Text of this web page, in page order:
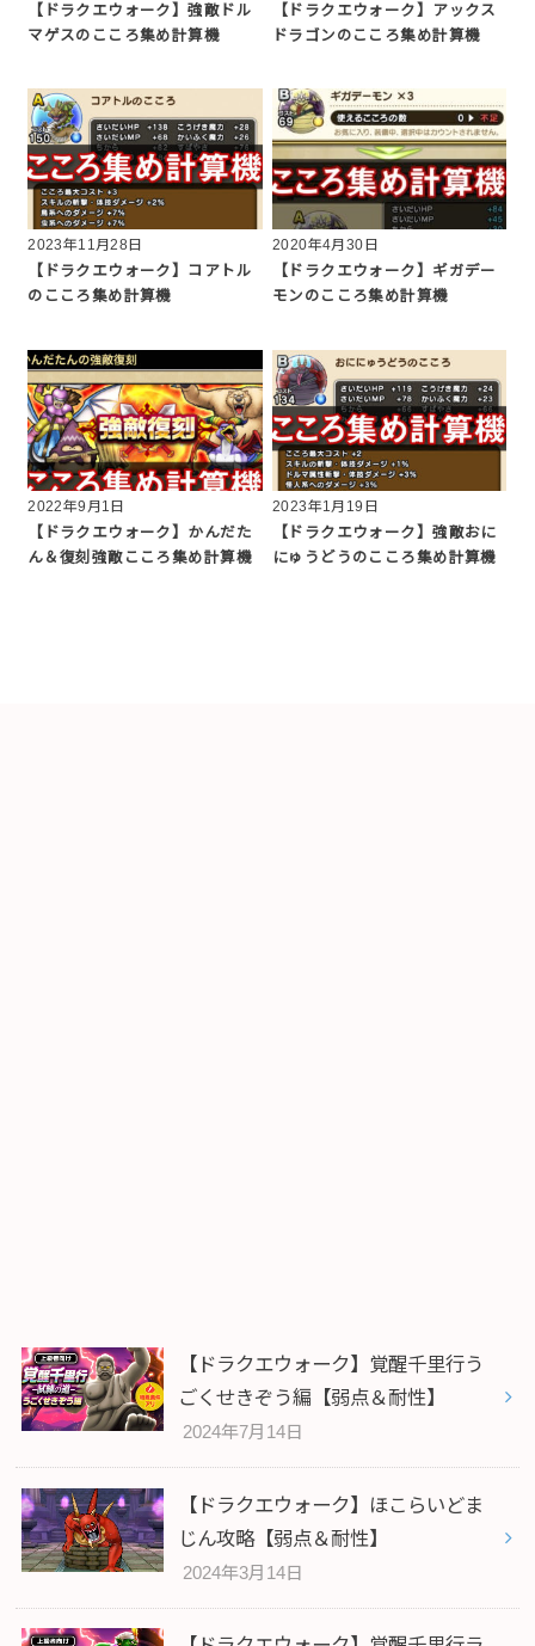
【ドラクエウォーク】強敵ドル
マゲスのこころ集め計算機
【ドラクエウォーク】アックス
ドラゴンのこころ集め計算機
2023年11月28日
【ドラクエウォーク】コアトル
のこころ集め計算機
2020年4月30日
【ドラクエウォーク】ギガデー
モンのこころ集め計算機
2022年9月1日
【ドラクエウォーク】かんだた
ん＆復刻強敵こころ集め計算機
2023年1月19日
【ドラクエウォーク】強敵おに
にゅうどうのこころ集め計算機
【ドラクエウォーク】覚醒千里行う
ごくせきぞう編【弱点＆耐性】
2024年7月14日
【ドラクエウォーク】ほこらいどま
じん攻略【弱点＆耐性】
2024年3月14日